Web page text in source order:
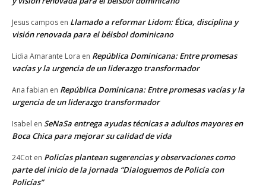
Jesus campos en Llamado a reformar Lidom: Ética, disciplina y
visión renovada para el béisbol dominicano
Lidia Amarante Lora en República Dominicana: Entre promesas
vacías y la urgencia de un liderazgo transformador
Ana fabian en República Dominicana: Entre promesas vacías y la
urgencia de un liderazgo transformador
Isabel en SeNaSa entrega ayudas técnicas a adultos mayores en
Boca Chica para mejorar su calidad de vida
24Cot en Policías plantean sugerencias y observaciones como
parte del inicio de la jornada “Dialoguemos de Policía con
Policías”